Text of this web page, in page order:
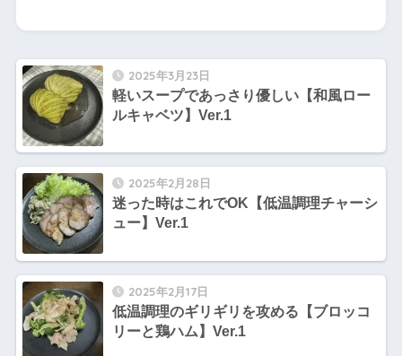
2025年3月23日
軽いスープであっさり優しい【和風ロー
ルキャベツ】Ver.1
2025年2月28日
迷った時はこれでOK【低温調理チャーシ
ュー】Ver.1
2025年2月17日
低温調理のギリギリを攻める【ブロッコ
リーと鶏ハム】Ver.1